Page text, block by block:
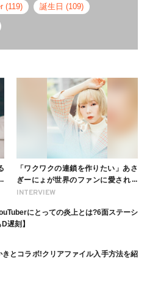
(119) 誕生日 (109)
INTERVIEW
「ワクワクの連鎖を作りたい」あさ
ぎーにょが世界のファンに愛される
理由【インタビュー】
にとっての炎上とは?6面ステーシ
遅刻】
とコラボ!クリアファイル入手方法を紹